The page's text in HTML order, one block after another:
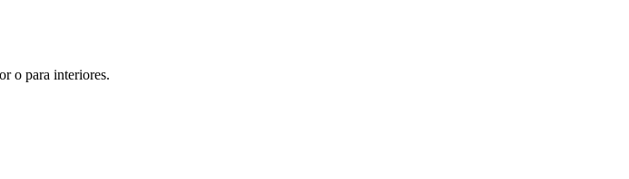
o para interiores.